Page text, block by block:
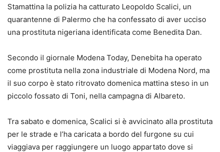
Stamattina la polizia ha catturato Leopoldo Scalici, un
quarantenne di Palermo che ha confessato di aver ucciso
una prostituta nigeriana identificata come Benedita Dan.
Secondo il giornale Modena Today, Denebita ha operato
come prostituta nella zona industriale di Modena Nord, ma
il suo corpo è stato ritrovato domenica mattina steso in un
piccolo fossato di Toni, nella campagna di Albareto.
Tra sabato e domenica, Scalici si è avvicinato alla prostituta
per le strade e l’ha caricata a bordo del furgone su cui
viaggiava per raggiungere un luogo appartato dove si